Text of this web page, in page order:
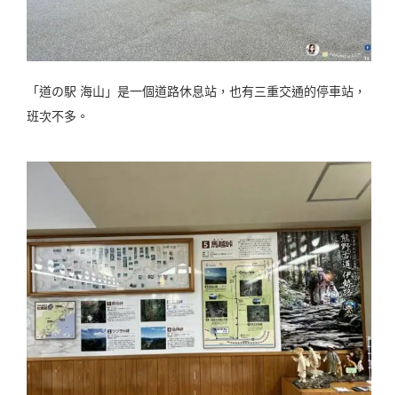
「道の駅 海山」是一個道路休息站，也有三重交通的停車站，
班次不多。